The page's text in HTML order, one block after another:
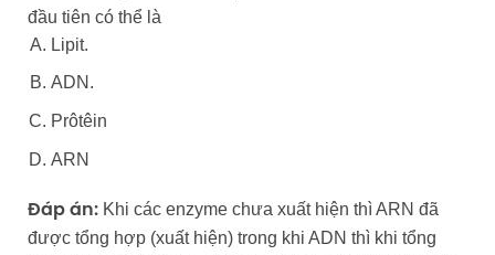
đầu tiên có thể là
Lipit.
ADN.
Prôtêin
ARN
Đáp án:Khi các enzyme chưa xuất hiện thì ARN đã
được tổng hợp (xuất hiện) trong khi ADN thì khi tổng